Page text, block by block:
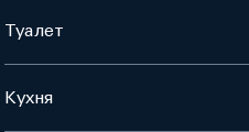
Туалет
Кухня